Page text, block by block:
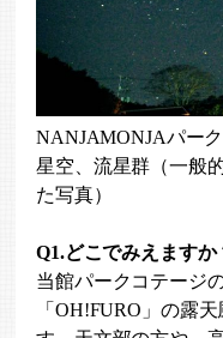
NANJAMONJAパー
星空、流星群（一般
た写真）
Q1.どこでみえますか
当館パークコテージ
「OH!FURO」の露